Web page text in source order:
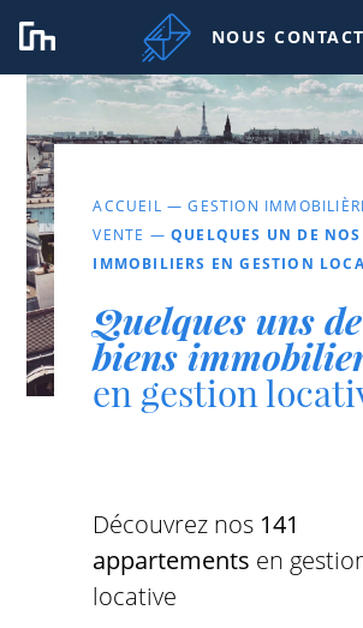
NOUS
ACCUEIL —GESTION
VENTE — QUELQUES UN DE
IMMOBILIERS EN GESTION
Quelques uns
biens
en gestion
Découvrez nos 141
appartements en
locative